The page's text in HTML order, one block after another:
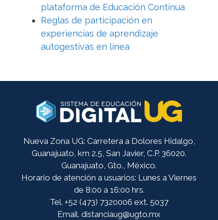
plataforma de Educación Continua
Reglas de participación en
experiencias de aprendizaje
autogestivas en línea
Nueva Zona UG: Carretera a Dolores Hidalgo,
Guanajuato, km 2.5, San Javier, C.P. 36020.
Guanajuato, Gto., México.
Horario de atención a usuarios: Lunes a Viernes
de 8:00 a 16:00 hrs.
Tel. +52 (473) 7320006 ext. 5037
Email. distanciaug@ugto.mx